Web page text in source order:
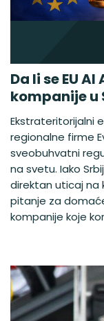
Da li se EU
kompanije u
Ekstrateritorijalni
regionalne firme
sveobuhvatni
na svetu. Iako
direktan uticaj na
pitanje za
kompanije koje